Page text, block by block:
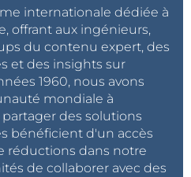
internationale dédiée à
offrant aux ingénieurs,
du contenu expert, des
et des insights sur
1960, nous avons
mondiale à
des solutions
bénéficient d'un accès
réductions dans notre
de collaborer avec des